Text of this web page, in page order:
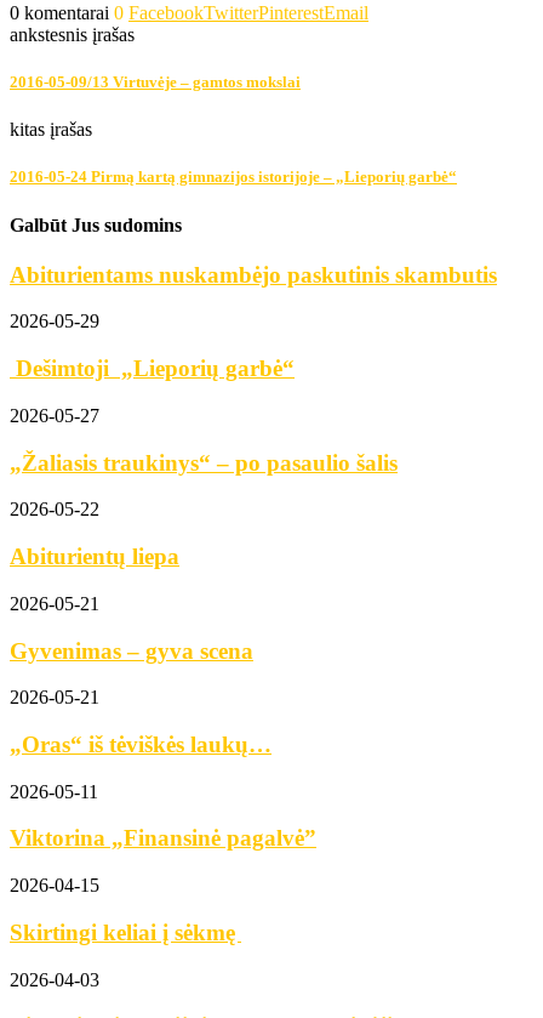
0 komentarai 0 FacebookTwitterPinterestEmail
ankstesnis įrašas
2016-05-09/13 Virtuvėje – gamtos mokslai
kitas įrašas
2016-05-24 Pirmą kartą gimnazijos istorijoje – „Lieporių garbė“
Galbūt Jus sudomins
Abiturientams nuskambėjo paskutinis skambutis
2026-05-29
Dešimtoji „Lieporių garbė“
2026-05-27
„Žaliasis traukinys“ – po pasaulio šalis
2026-05-22
Abiturientų liepa
2026-05-21
Gyvenimas – gyva scena
2026-05-21
„Oras“ iš tėviškės laukų…
2026-05-11
Viktorina „Finansinė pagalvė”
2026-04-15
Skirtingi keliai į sėkmę
2026-04-03